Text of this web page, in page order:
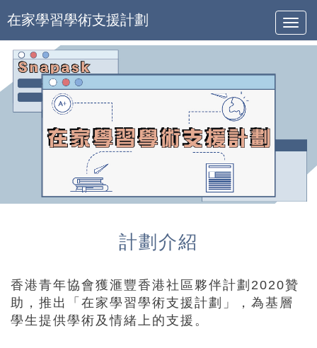
在家學習學術支援計劃
計劃介紹
香港青年協會獲滙豐香港社區夥伴計劃2020贊
助，推出「在家學習學術支援計劃」，為基層
學生提供學術及情緒上的支援。